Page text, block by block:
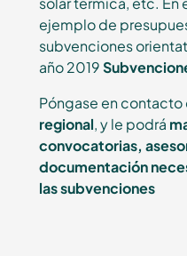
ejemplo de
subvenciones
año 2019
Póngase en contacto
regional, y le podrá
convocatorias,
documentación
las subvenciones